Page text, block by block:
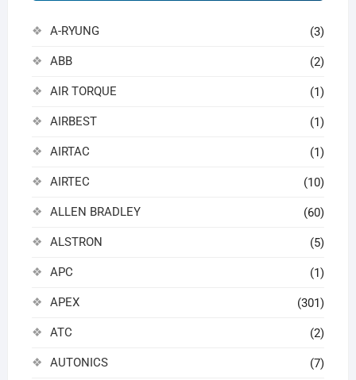
A-RYUNG (3)
ABB (2)
AIR TORQUE (1)
AIRBEST (1)
AIRTAC (1)
AIRTEC (10)
ALLEN BRADLEY (60)
ALSTRON (5)
APC (1)
APEX (301)
ATC (2)
AUTONICS (7)